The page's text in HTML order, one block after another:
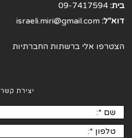
בית: 09-7417594
דוא"ל: israeli.miri@gmail.com
הצטרפו אלי ברשתות החברתיות
יצירת קשר